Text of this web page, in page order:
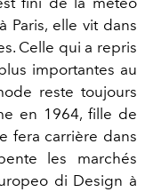
Paris, elle vit dans
Celle qui a repris
importantes au
reste toujours
en 1964, fille de
fera carrière dans
les marchés
di Design à